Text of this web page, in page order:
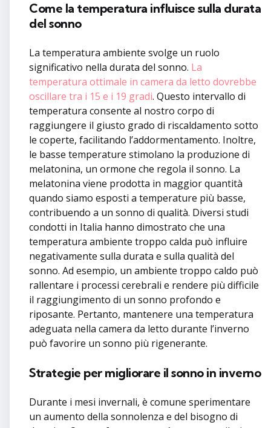
Come la temperatura influisce sulla durata
del sonno
La temperatura ambiente svolge un ruolo
significativo nella durata del sonno. La
temperatura ottimale in camera da letto dovrebbe
oscillare tra i 15 e i 19 gradi. Questo intervallo di
temperatura consente al nostro corpo di
raggiungere il giusto grado di riscaldamento sotto
le coperte, facilitando l’addormentamento. Inoltre,
le basse temperature stimolano la produzione di
melatonina, un ormone che regola il sonno. La
melatonina viene prodotta in maggior quantità
quando siamo esposti a temperature più basse,
contribuendo a un sonno di qualità. Diversi studi
condotti in Italia hanno dimostrato che una
temperatura ambiente troppo calda può influire
negativamente sulla durata e sulla qualità del
sonno. Ad esempio, un ambiente troppo caldo può
rallentare i processi cerebrali e rendere più difficile
il raggiungimento di un sonno profondo e
riposante. Pertanto, mantenere una temperatura
adeguata nella camera da letto durante l’inverno
può favorire un sonno più rigenerante.
Strategie per migliorare il sonno in inverno
Durante i mesi invernali, è comune sperimentare
un aumento della sonnolenza e del bisogno di